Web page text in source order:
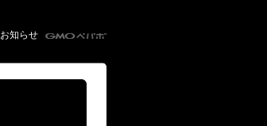
お知らせ